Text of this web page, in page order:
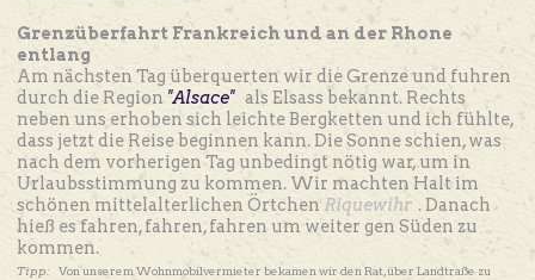
Grenzüberfahrt Frankreich und an der Rhone
entlang
Am nächsten Tag überquerten wir die Grenze und fuhren
durch die Region "Alsace" als Elsass bekannt. Rechts
neben uns erhoben sich leichte Bergketten und ich fühlte,
dass jetzt die Reise beginnen kann. Die Sonne schien, was
nach dem vorherigen Tag unbedingt nötig war, um in
Urlaubsstimmung zu kommen. Wir machten Halt im
schönen mittelalterlichen Örtchen Riquewihr . Danach
hieß es fahren, fahren, fahren um weiter gen Süden zu
kommen.
Tipp:
Von unserem Wohnmobilvermieter bekamen wir den Rat, über Landtraße zu